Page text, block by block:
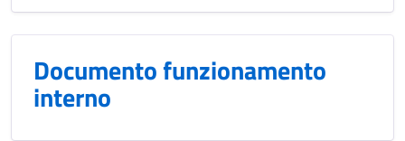
Documento funzionamento
interno